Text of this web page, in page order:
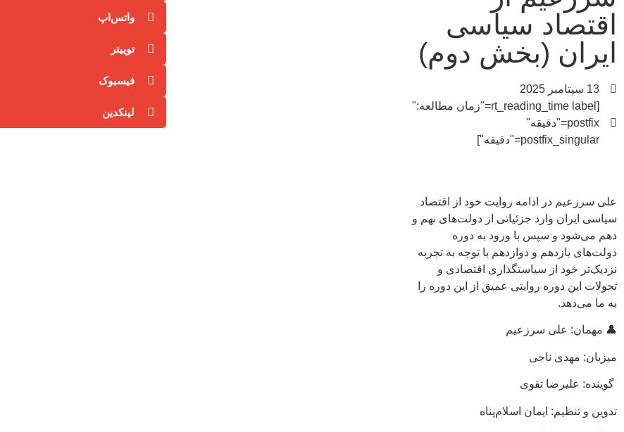
اقتصاد سیاسی
ایران (بخش دوم)
13 سپتامبر 2025
[rt_reading_time label="زمان مطالعه:"
postfix="دقیقه"
postfix_singular="دقیقه"]
علی سرزعیم در ادامه روایت خود از اقتصاد
سیاسی ایران وارد جزئیاتی از دولت‌های نهم و
دهم می‌شود و سپس با ورود به دوره
دولت‌های یازدهم و دوازدهم با توجه به تجربه
نزدیک‌تر خود از سیاستگذاری‌ اقتصادی و
تحولات این دوره روایتی عمیق از این دوره را
به ما می‌دهد.
👤 مهمان: علی سرزعیم
میزبان: مهدی ناجی
گوینده: علیرضا تقوی
تدوین و تنظیم: ایمان اسلام‌پناه
واتس‌اپ
توییتر
فیسبوک
لینکدین